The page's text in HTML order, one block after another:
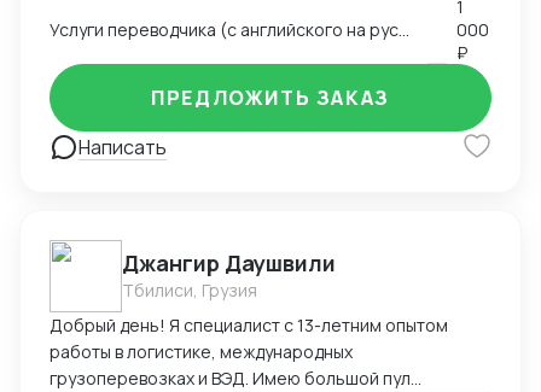
отношениями и развитие клиентской базы •
Глубокое знание китайского рынка и менталитета
Услуги переводчика (с английского на русский и с русского на английский)
1
000
₽
Написать
ПРЕДЛОЖИТЬ ЗАКАЗ
Джангир Даушвили
Тбилиси, Грузия
Добрый день! Я специалист с 13-летним опытом
работы в логистике, международных
грузоперевозках и ВЭД. Имею большой пул